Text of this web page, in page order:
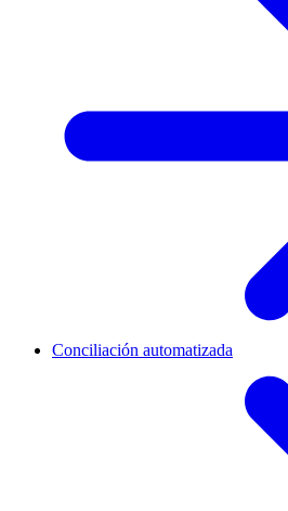
Conciliación automatizada